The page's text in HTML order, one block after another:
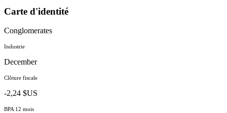
Carte d'identité
Conglomerates
Industrie
December
Clôture fiscale
-2,24 $US
BPA 12 mois